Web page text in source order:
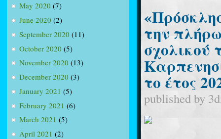
May 2020 (7)
June 2020 (2)
September 2020 (11)
October 2020 (5)
November 2020 (13)
December 2020 (3)
January 2021 (5)
February 2021 (6)
March 2021 (5)
April 2021 (2)
την
σχολικού
το έτος
published by